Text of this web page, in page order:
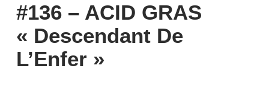
#136 – ACID GRAS
« Descendant De
L’Enfer »